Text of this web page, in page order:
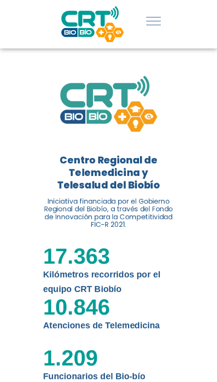
REGIÓN:
CONOCE
LOGROS
DE CRT
BIOBÍO
El Centro Regional de
Telemedicina y Telesalud del
Biobío presenta el balance de
tres años acercando la salud
digital a los habitantes...
Leer más
Centro Regional de
Telemedicina y
Telesalud del Biobío
Iniciativa financiada por el Gobierno
Regional del Biobío, a través del Fondo
de Innovación para la Competitividad
FIC-R 2021.
Kilómetros recorridos por el
equipo CRT Biobío
17.363
Atenciones de Telemedicina
10.846
Funcionarios del Bio-bío
1.209